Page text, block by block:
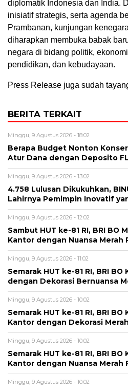
diplomatik Indonesia dan India.
inisiatif strategis, serta agenda
Prambanan, kunjungan
diharapkan membuka babak
negara di bidang politik,
pendidikan, dan kebudayaan.
Press Release juga sudah
BERITA TERKAIT
Minggu, 9 Agustus 2026 - 18:02
Berapa Budget Nonton
Atur Dana dengan Deposito
Minggu, 9 Agustus 2026 - 13:02
4.758 Lulusan Dikukuhkan,
Lahirnya Pemimpin Inovatif
Minggu, 9 Agustus 2026 - 12:02
Sambut HUT ke-81 RI, BRI BO
Kantor dengan Nuansa Merah
Minggu, 9 Agustus 2026 - 11:02
Semarak HUT ke-81 RI, BRI
dengan Dekorasi Bernuansa
Minggu, 9 Agustus 2026 - 10:02
Semarak HUT ke-81 RI, BRI
Kantor dengan Dekorasi
Minggu, 9 Agustus 2026 - 10:02
Semarak HUT ke-81 RI, BRI
Kantor dengan Nuansa Merah
Minggu, 9 Agustus 2026 - 10:02